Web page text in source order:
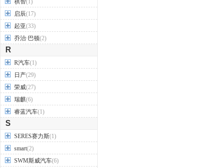
奇瑞新能源
祺智(1)
启辰(17)
乔治·巴顿
R
R汽车(1)
日产(29)
荣威(27)
睿蓝汽车(1)
S
SERES赛力斯(1)